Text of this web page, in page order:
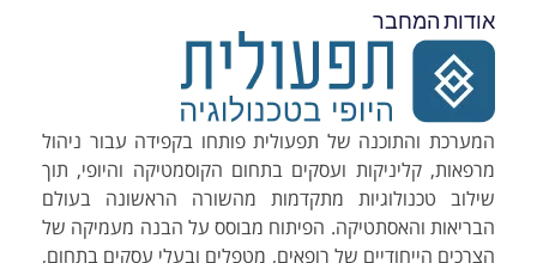
אודות המחבר
המערכת והתוכנה של תפעולית פותחו בקפידה עבור ניהול
מרפאות, קליניקות ועסקים בתחום הקוסמטיקה והיופי, תוך
שילוב טכנולוגיות מתקדמות מהשורה הראשונה בעולם
הבריאות והאסתטיקה. הפיתוח מבוסס על הבנה מעמיקה של
הצרכים הייחודיים של רופאים, מטפלים ובעלי עסקים בתחום,